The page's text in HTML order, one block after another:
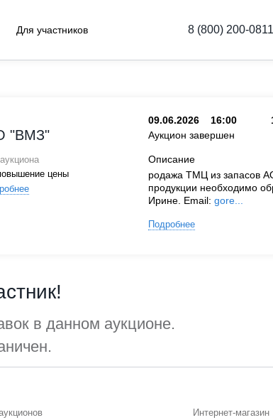
Для участников 8 (800) 200-0811
"ВМЗ"
цены
09.06.2026 16:00
Аукцион завершен
Описание
родажа ТМЦ из запасов
продукции необходимо
Ирине. Email: gore...
Подробнее
в данном аукционе.
Интернет-магазин